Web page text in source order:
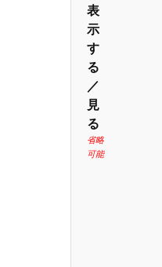
表
示
す
る
／
見
る
省略
可能